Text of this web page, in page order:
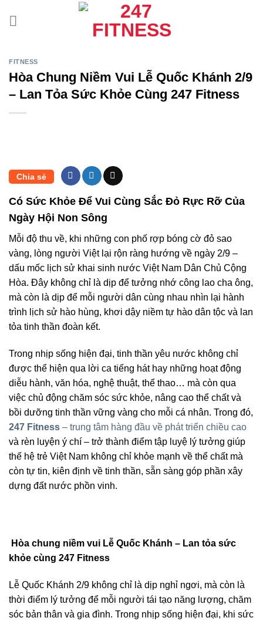
FITNESS
Hòa Chung Niềm Vui Lễ Quốc Khánh 2/9
– Lan Tỏa Sức Khỏe Cùng 247 Fitness
Chia sẻ
Có Sức Khỏe Để Vui Cùng Sắc Đỏ Rực Rỡ Của
Ngày Hội Non Sông
Mỗi độ thu về, khi những con phố rợp bóng cờ đỏ sao
vàng, lòng người Việt lại rộn ràng hướng về ngày 2/9 –
dấu mốc lịch sử khai sinh nước Việt Nam Dân Chủ Cộng
Hòa. Đây không chỉ là dịp để tưởng nhớ công lao cha ông,
mà còn là dịp để mỗi người dân cùng nhau nhìn lại hành
trình lịch sử hào hùng, khơi dậy niềm tự hào dân tộc và lan
tỏa tinh thần đoàn kết.
Trong nhịp sống hiện đại, tinh thần yêu nước không chỉ
được thể hiện qua lời ca tiếng hát hay những hoạt động
diễu hành, văn hóa, nghệ thuật, thể thao… mà còn qua
việc chủ động chăm sóc sức khỏe, nâng cao thể chất và
bồi dưỡng tinh thần vững vàng cho mỗi cá nhân. Trong đó,
247 Fitness – trung tâm hàng đầu về phát triển chiều cao
và rèn luyện ý chí – trở thành điểm tập luyệ lý tưởng giúp
thế hệ trẻ Việt Nam không chỉ khỏe mạnh về thể chất mà
còn tự tin, kiên định về tinh thần, sẵn sàng góp phần xây
dựng đất nước phồn vinh.
Hòa chung niềm vui Lễ Quốc Khánh – Lan tỏa sức
khỏe cùng 247 Fitness
Lễ Quốc Khánh 2/9 không chỉ là dịp nghỉ ngơi, mà còn là
thời điểm lý tưởng để mỗi người tái tạo năng lượng, chăm
sóc bản thân và gia đình. Trong nhịp sống hiện đại, khi sức